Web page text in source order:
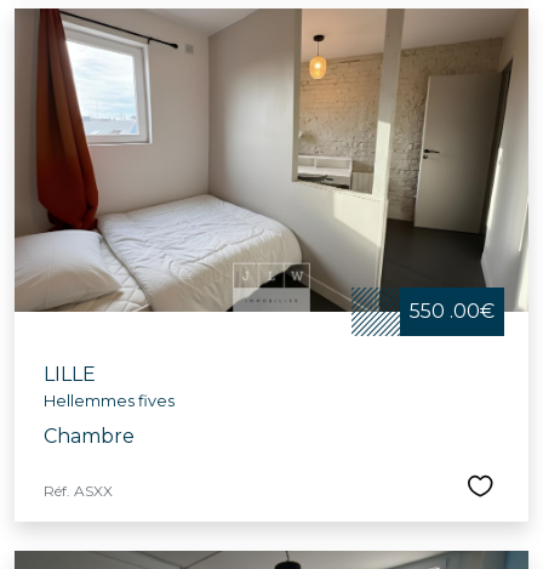
550 .00€
LILLE
Hellemmes fives
Chambre
Réf. ASXX